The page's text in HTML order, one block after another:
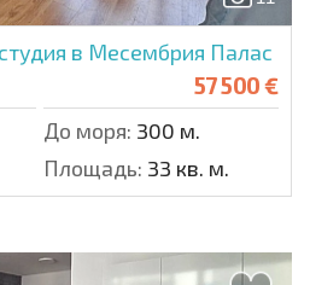
в Месембрия Палас
57 500 €
До моря: 300 м.
Площадь: 33 кв. м.